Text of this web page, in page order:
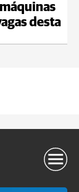
desta